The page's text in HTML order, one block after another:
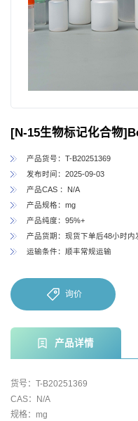
[N-15生物标记化合物
产品货号：T-B20251369
发布时间：2025-09-03
产品CAS ：N/A
产品规格：mg
产品纯度：95%+
产品货期：现货下单后48小时内
运输条件：顺丰常规运输
询价
产品详情
货号：T-B20251369
CAS：N/A
规格：mg